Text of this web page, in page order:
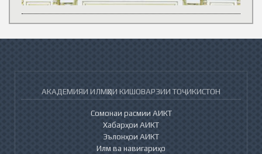
АКАДЕМИЯИ ИЛМҲОИ КИШОВАРЗИИ ТОҶИКИСТОН
Сомонаи расмии АИКТ
Хабарҳои АИКТ
Эълонҳои АИКТ
Илм ва навигариҳо